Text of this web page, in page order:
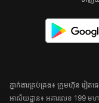
ភ្នាក់ងារគ្រប់គ្រង៖ ក្រុមហ៊ុន វៀត
អាស័យដ្ឋាន៖ អគារលេខ 199 ម